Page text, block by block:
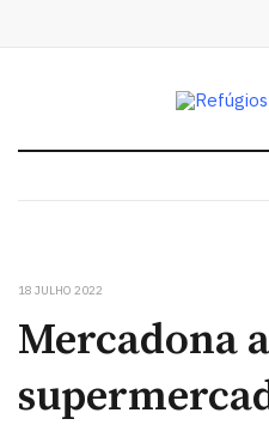
18 JULHO 2022
Mercadona